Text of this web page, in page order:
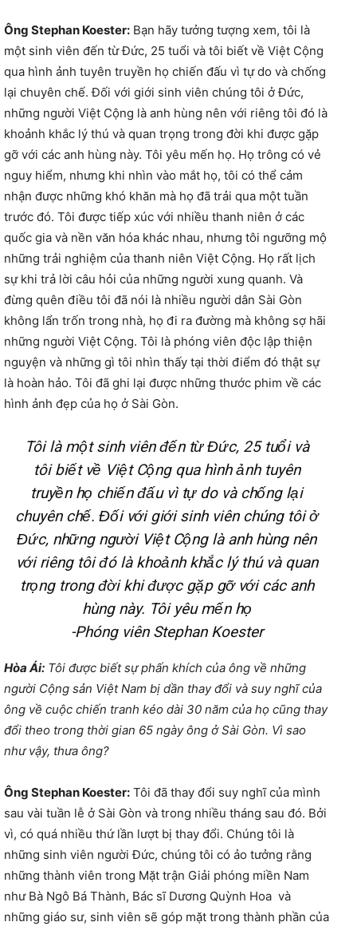
Ông Stephan Koester: Bạn hãy tưởng tượng xem, tôi là
một sinh viên đến từ Đức, 25 tuổi và tôi biết về Việt Cộng
qua hình ảnh tuyên truyền họ chiến đấu vì tự do và chống
lại chuyên chế. Đối với giới sinh viên chúng tôi ở Đức,
những người Việt Cộng là anh hùng nên với riêng tôi đó là
khoảnh khắc lý thú và quan trọng trong đời khi được gặp
gỡ với các anh hùng này. Tôi yêu mến họ. Họ trông có vẻ
nguy hiểm, nhưng khi nhìn vào mắt họ, tôi có thể cảm
nhận được những khó khăn mà họ đã trải qua một tuần
trước đó. Tôi được tiếp xúc với nhiều thanh niên ở các
quốc gia và nền văn hóa khác nhau, nhưng tôi ngưỡng mộ
những trải nghiệm của thanh niên Việt Cộng. Họ rất lịch
sự khi trả lời câu hỏi của những người xung quanh. Và
đừng quên điều tôi đã nói là nhiều người dân Sài Gòn
không lẩn trốn trong nhà, họ đi ra đường mà không sợ hãi
những người Việt Cộng. Tôi là phóng viên độc lập thiện
nguyện và những gì tôi nhìn thấy tại thời điểm đó thật sự
là hoàn hảo. Tôi đã ghi lại được những thước phim về các
hình ảnh đẹp của họ ở Sài Gòn.
Tôi là một sinh viên đến từ Đức, 25 tuổi và
tôi biết về Việt Cộng qua hình ảnh tuyên
truyền họ chiến đấu vì tự do và chống lại
chuyên chế. Đối với giới sinh viên chúng tôi ở
Đức, những người Việt Cộng là anh hùng nên
với riêng tôi đó là khoảnh khắc lý thú và quan
trọng trong đời khi được gặp gỡ với các anh
hùng này. Tôi yêu mến họ
-Phóng viên Stephan Koester
Hòa Ái: Tôi được biết sự phấn khích của ông về những
người Cộng sản Việt Nam bị dần thay đổi và suy nghĩ của
ông về cuộc chiến tranh kéo dài 30 năm của họ cũng thay
đổi theo trong thời gian 65 ngày ông ở Sài Gòn. Vì sao
như vậy, thưa ông?
Ông Stephan Koester: Tôi đã thay đổi suy nghĩ của mình
sau vài tuần lễ ở Sài Gòn và trong nhiều tháng sau đó. Bởi
vì, có quá nhiều thứ lần lượt bị thay đổi. Chúng tôi là
những sinh viên người Đức, chúng tôi có ảo tưởng rằng
những thành viên trong Mặt trận Giải phóng miền Nam
như Bà Ngô Bá Thành, Bác sĩ Dương Quỳnh Hoa và
những giáo sư, sinh viên sẽ góp mặt trong thành phần của